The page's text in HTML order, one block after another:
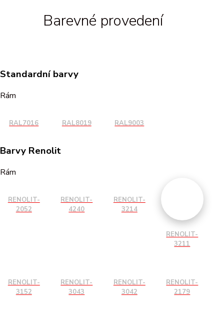
Barevné provedení
Standardní barvy
Rám
RAL7016 RAL8019 RAL9003
Barvy Renolit
Rám
RENOLIT-
2052
RENOLIT-
4240
RENOLIT-
3214
RENOLIT-
3211
RENOLIT-
3152
RENOLIT-
3043
RENOLIT-
3042
RENOLIT-
2179